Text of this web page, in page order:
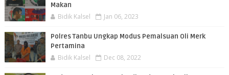
Makan
Bidik Kalsel Jan 06, 2023
Polres Tanbu Ungkap Modus Pemalsuan Oli Merk
Pertamina
Bidik Kalsel Dec 08, 2022